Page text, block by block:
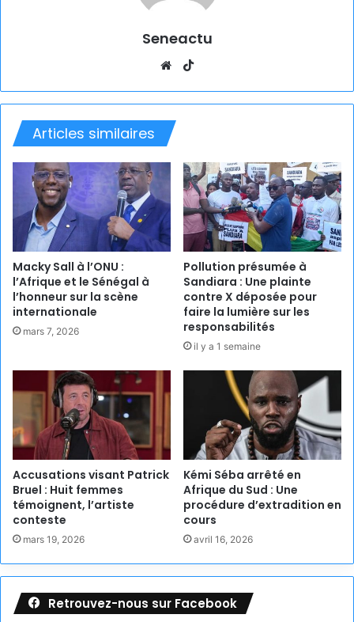
Seneactu
Website
Articles similaires
Macky Sall à l’ONU :
l’Afrique et le Sénégal à
l’honneur sur la scène
internationale
mars 7, 2026
Pollution présumée à
Sandiara : Une plainte
contre X déposée pour
faire la lumière sur les
responsabilités
il y a 1 semaine
Accusations visant Patrick
Bruel : Huit femmes
témoignent, l’artiste
conteste
mars 19, 2026
Kémi Séba arrêté en
Afrique du Sud : Une
procédure d’extradition en
cours
avril 16, 2026
Retrouvez-nous sur Facebook